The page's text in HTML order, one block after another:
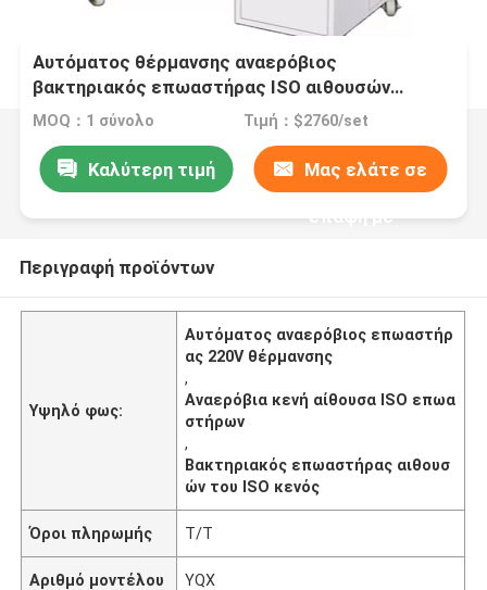
Αυτόματος θέρμανσης αναερόβιος
βακτηριακός επωαστήρας ISO αιθουσών
επωαστήρων κενός
MOQ：1 σύνολο Τιμή：$2760/set
Καλύτερη τιμή Μας ελάτε σε
επαφή με
Περιγραφή προϊόντων
Υψηλό φως:
Αυτόματος αναερόβιος επωαστήρ
ας 220V θέρμανσης
,
Αναερόβια κενή αίθουσα ISO επωα
στήρων
,
Βακτηριακός επωαστήρας αιθουσ
ών του ISO κενός
Όροι πληρωμής T/T
Αριθμό μοντέλου YQX